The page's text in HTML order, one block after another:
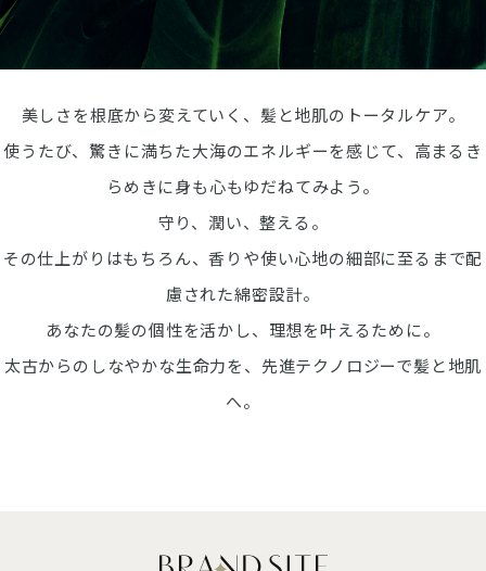
美しさを根底から変えていく、髪と地肌のトータルケア。
使うたび、驚きに満ちた大海のエネルギーを感じて、 高まるき
らめきに身も心もゆだねてみよう。
守り、潤い、整える。
その仕上がりはもちろん、香りや使い心地の細部に至るまで配
慮された綿密設計。
あなたの髪の個性を活かし、理想を叶えるために。
太古からのしなやかな生命力を、先進テクノロジーで髪と地肌
へ。